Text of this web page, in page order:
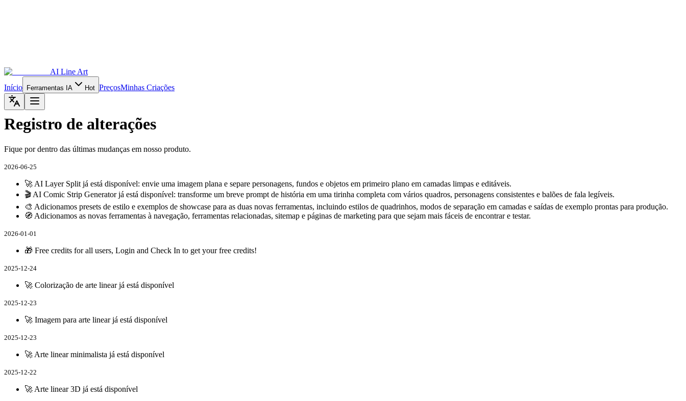
AI Line Art
Início
Ferramentas IA Hot PreçosMinhas Criações
Registro de alterações
Fique por dentro das últimas mudanças em nosso produto.
2026-06-25
🚀 AI Layer Split já está disponível: envie uma imagem plana e separe personagens, fundos e objetos em primeiro plano em camadas limpas e editáveis.
🎬 AI Comic Strip Generator já está disponível: transforme um breve prompt de história em uma tirinha completa com vários quadros, personagens consistentes e balões de fala legíveis.
🎨 Adicionamos presets de estilo e exemplos de showcase para as duas novas ferramentas, incluindo estilos de quadrinhos, modos de separação em camadas e saídas de exemplo prontas para produção.
🧭 Adicionamos as novas ferramentas à navegação, ferramentas relacionadas, sitemap e páginas de marketing para que sejam mais fáceis de encontrar e testar.
2026-01-01
🎁 Free credits for all users, Login and Check In to get your free credits!
2025-12-24
🚀 Colorização de arte linear já está disponível
2025-12-23
🚀 Imagem para arte linear já está disponível
2025-12-23
🚀 Arte linear minimalista já está disponível
2025-12-22
🚀 Arte linear 3D já está disponível